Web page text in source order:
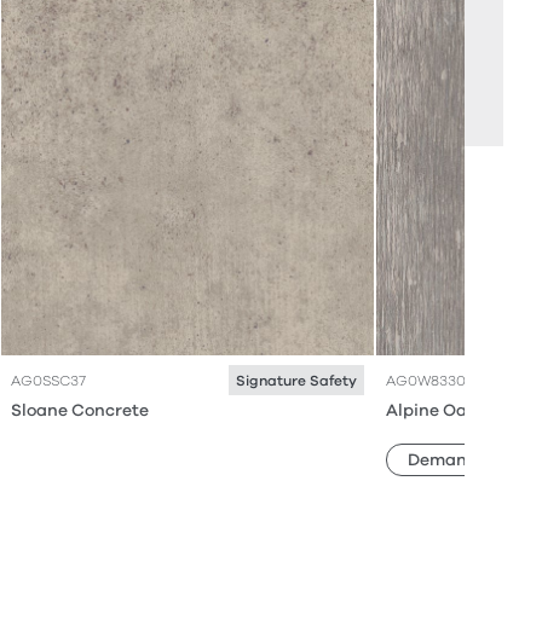
AG0SSC37 Signature Safety
Sloane Concrete
AG0W8330
Alpine Oak
Demander